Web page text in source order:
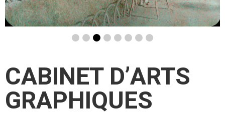
CABINET D’ARTS
GRAPHIQUES